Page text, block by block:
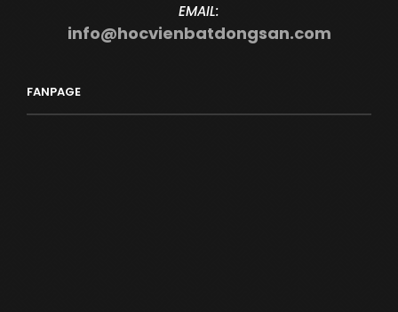
EMAIL:
info@hocvienbatdongsan.com
FANPAGE